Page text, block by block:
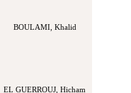
BOULAMI, Khalid
EL GUERROUJ, Hicham